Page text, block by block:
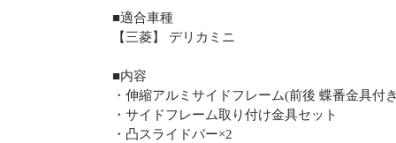
■適合車種
【三菱】 デリカミニ
■内容
・伸縮アルミサイドフレーム(前後 蝶番金具付
・サイドフレーム取り付け金具セット
・凸スライドバー×2